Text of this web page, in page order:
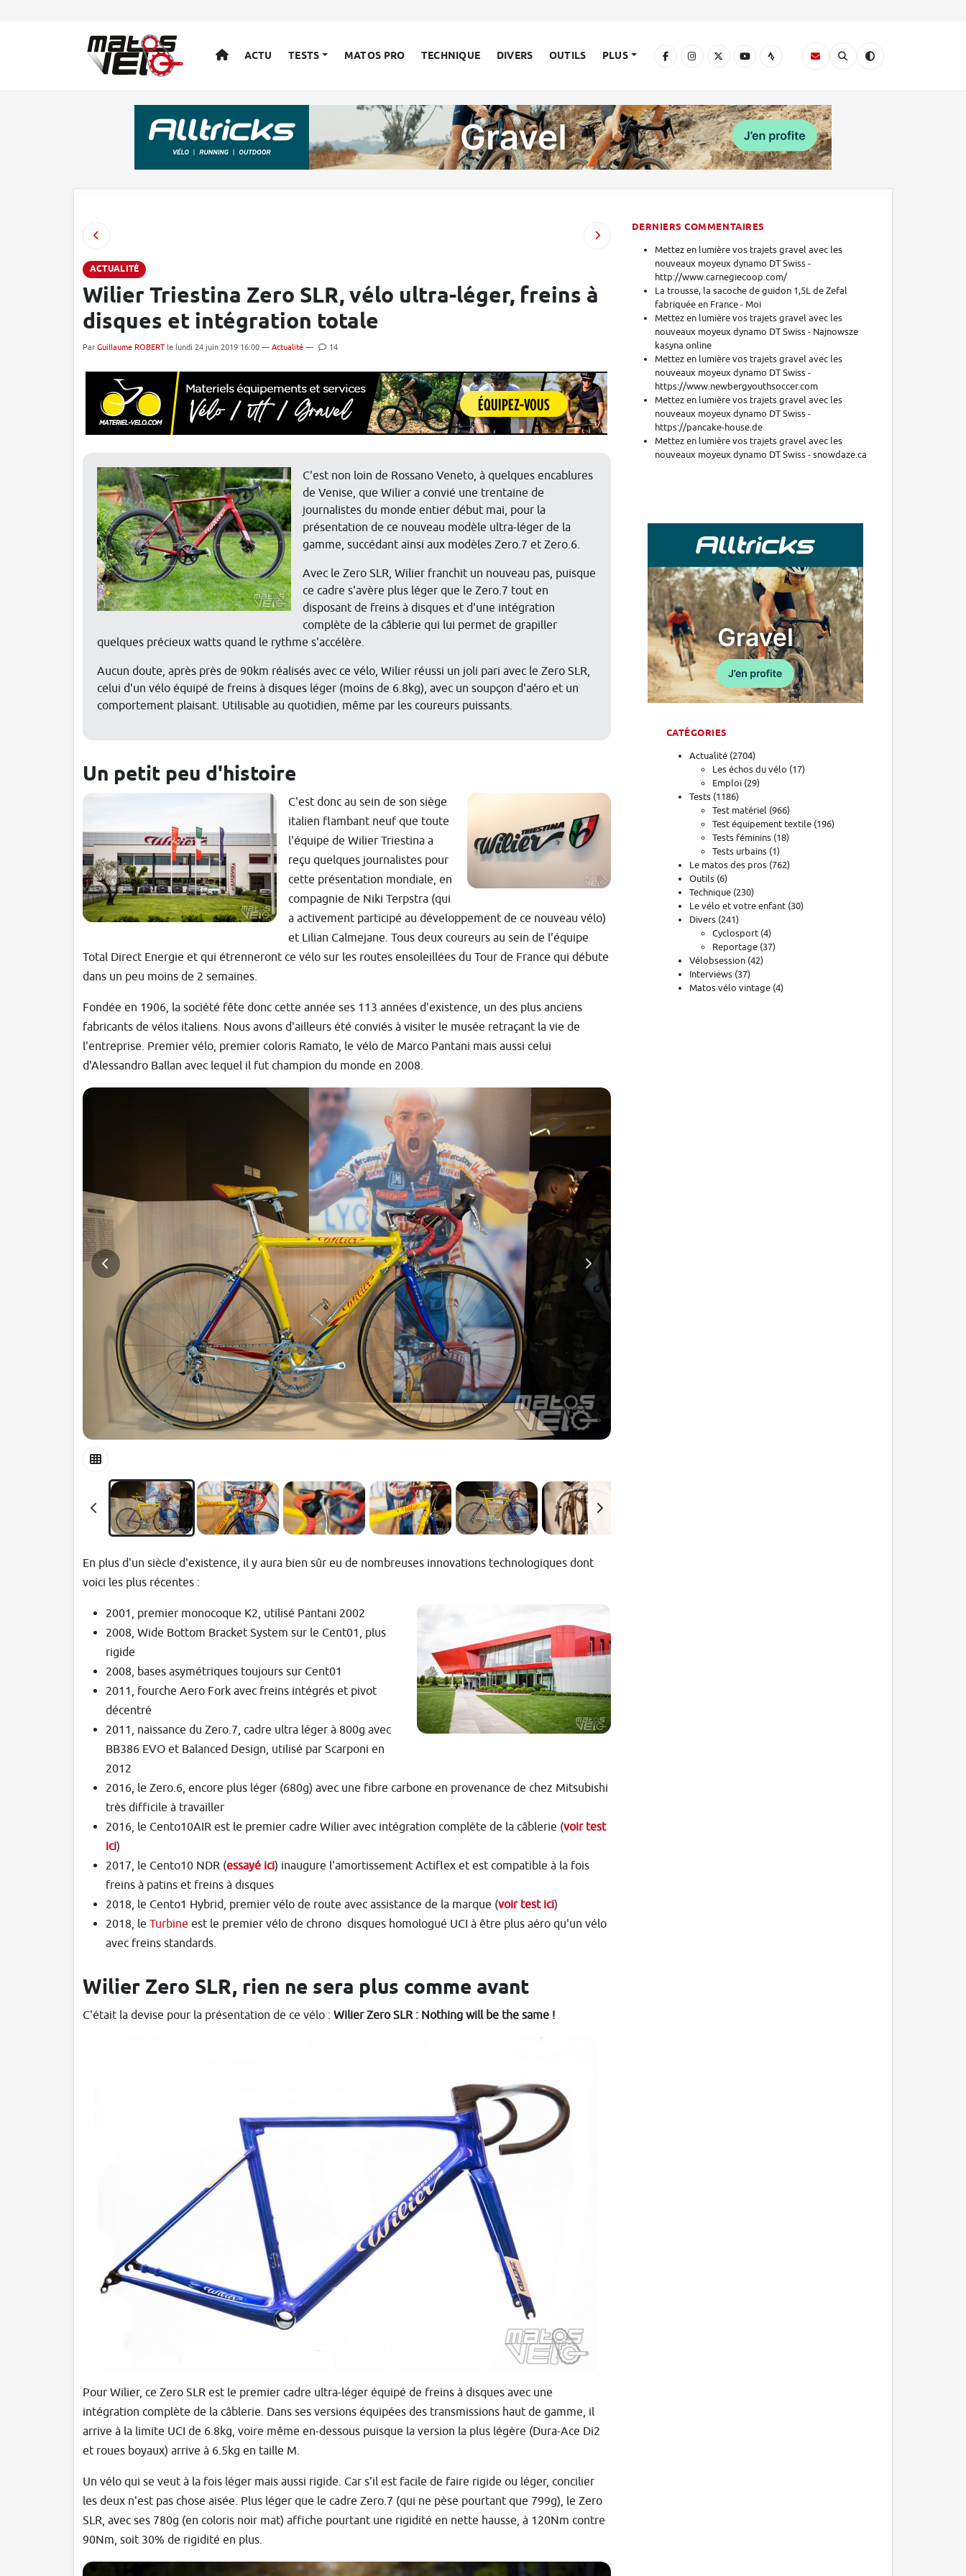
ACCUEIL
ACTU TESTS MATOS PRO TECHNIQUE DIVERS OUTILS PLUS
ACTUALITÉ
Wilier Triestina Zero SLR, vélo ultra-léger, freins à
disques et intégration totale
Par Guillaume ROBERT le lundi 24 juin 2019 16:00 — Actualité — 14
C'est non loin de Rossano Veneto, à quelques encablures
de Venise, que Wilier a convié une trentaine de
journalistes du monde entier début mai, pour la
présentation de ce nouveau modèle ultra-léger de la
gamme, succédant ainsi aux modèles Zero.7 et Zero.6.
Avec le Zero SLR, Wilier franchit un nouveau pas, puisque
ce cadre s'avère plus léger que le Zero.7 tout en
disposant de freins à disques et d'une intégration
complète de la câblerie qui lui permet de grapiller
quelques précieux watts quand le rythme s'accélère.
Aucun doute, après près de 90km réalisés avec ce vélo, Wilier réussi un joli pari avec le Zero SLR,
celui d'un vélo équipé de freins à disques léger (moins de 6.8kg), avec un soupçon d'aéro et un
comportement plaisant. Utilisable au quotidien, même par les coureurs puissants.
Un petit peu d'histoire
C'est donc au sein de son siège
italien flambant neuf que toute
l'équipe de Wilier Triestina a
reçu quelques journalistes pour
cette présentation mondiale, en
compagnie de Niki Terpstra (qui
a activement participé au développement de ce nouveau vélo)
et Lilian Calmejane. Tous deux coureurs au sein de l'équipe
Total Direct Energie et qui étrenneront ce vélo sur les routes ensoleillées du Tour de France qui débute
dans un peu moins de 2 semaines.
Fondée en 1906, la société fête donc cette année ses 113 années d'existence, un des plus anciens
fabricants de vélos italiens. Nous avons d'ailleurs été conviés à visiter le musée retraçant la vie de
l'entreprise. Premier vélo, premier coloris Ramato, le vélo de Marco Pantani mais aussi celui
d'Alessandro Ballan avec lequel il fut champion du monde en 2008.
En plus d'un siècle d'existence, il y aura bien sûr eu de nombreuses innovations technologiques dont
voici les plus récentes :
2001, premier monocoque K2, utilisé Pantani 2002
2008, Wide Bottom Bracket System sur le Cent01, plus
rigide
2008, bases asymétriques toujours sur Cent01
2011, fourche Aero Fork avec freins intégrés et pivot
décentré
2011, naissance du Zero.7, cadre ultra léger à 800g avec
BB386 EVO et Balanced Design, utilisé par Scarponi en
2012
2016, le Zero.6, encore plus léger (680g) avec une fibre carbone en provenance de chez Mitsubishi
très difficile à travailler
2016, le Cento10AIR est le premier cadre Wilier avec intégration complète de la câblerie (voir test
ici)
2017, le Cento10 NDR (essayé ici) inaugure l'amortissement Actiflex et est compatible à la fois
freins à patins et freins à disques
2018, le Cento1 Hybrid, premier vélo de route avec assistance de la marque (voir test ici)
2018, le Turbine est le premier vélo de chrono disques homologué UCI à être plus aéro qu'un vélo
avec freins standards.
Wilier Zero SLR, rien ne sera plus comme avant
C'était la devise pour la présentation de ce vélo : Wilier Zero SLR : Nothing will be the same !
Pour Wilier, ce Zero SLR est le premier cadre ultra-léger équipé de freins à disques avec une
intégration complète de la câblerie. Dans ses versions équipées des transmissions haut de gamme, il
arrive à la limite UCI de 6.8kg, voire même en-dessous puisque la version la plus légère (Dura-Ace Di2
et roues boyaux) arrive à 6.5kg en taille M.
Un vélo qui se veut à la fois léger mais aussi rigide. Car s'il est facile de faire rigide ou léger, concilier
les deux n'est pas chose aisée. Plus léger que le cadre Zero.7 (qui ne pèse pourtant que 799g), le Zero
SLR, avec ses 780g (en coloris noir mat) affiche pourtant une rigidité en nette hausse, à 120Nm contre
90Nm, soit 30% de rigidité en plus.
DERNIERS COMMENTAIRES
Mettez en lumière vos trajets gravel avec les
nouveaux moyeux dynamo DT Swiss -
http://www.carnegiecoop.com/
La trousse, la sacoche de guidon 1,5L de Zefal
fabriquée en France - Moi
Mettez en lumière vos trajets gravel avec les
nouveaux moyeux dynamo DT Swiss - Najnowsze
kasyna online
Mettez en lumière vos trajets gravel avec les
nouveaux moyeux dynamo DT Swiss -
https://www.newbergyouthsoccer.com
Mettez en lumière vos trajets gravel avec les
nouveaux moyeux dynamo DT Swiss -
https://pancake-house.de
Mettez en lumière vos trajets gravel avec les
nouveaux moyeux dynamo DT Swiss - snowdaze.ca
CATÉGORIES
Actualité (2704)
Les échos du vélo (17)
Emploi (29)
Tests (1186)
Test matériel (966)
Test équipement textile (196)
Tests féminins (18)
Tests urbains (1)
Le matos des pros (762)
Outils (6)
Technique (230)
Le vélo et votre enfant (30)
Divers (241)
Cyclosport (4)
Reportage (37)
Vélobsession (42)
Interviews (37)
Matos vélo vintage (4)